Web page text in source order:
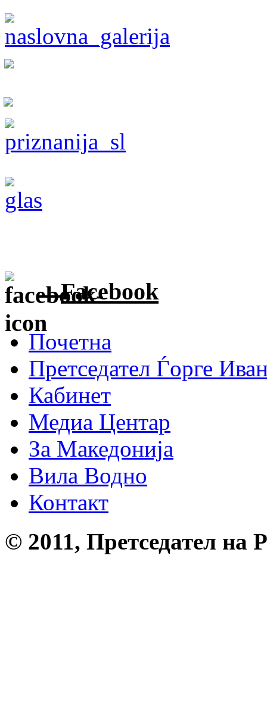
Facebook
Почетна
Претседател Ѓорге
Кабинет
Медиа Центар
За Македонија
Вила Водно
Контакт
© 2011, Претседател на